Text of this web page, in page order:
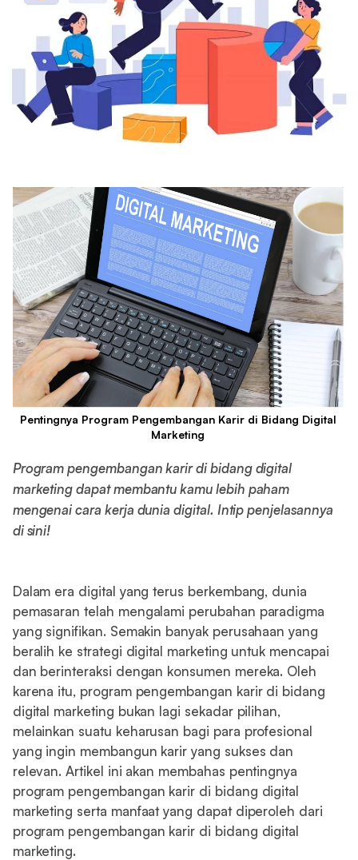
Pentingnya Program Pengembangan Karir di Bidang Digital
Marketing
Program pengembangan karir di bidang digital
marketing dapat membantu kamu lebih paham
mengenai cara kerja dunia digital. Intip penjelasannya
di sini!
Dalam era digital yang terus berkembang, dunia
pemasaran telah mengalami perubahan paradigma
yang signifikan. Semakin banyak perusahaan yang
beralih ke strategi digital marketing untuk mencapai
dan berinteraksi dengan konsumen mereka. Oleh
karena itu, program pengembangan karir di bidang
digital marketing bukan lagi sekadar pilihan,
melainkan suatu keharusan bagi para profesional
yang ingin membangun karir yang sukses dan
relevan. Artikel ini akan membahas pentingnya
program pengembangan karir di bidang digital
marketing serta manfaat yang dapat diperoleh dari
program pengembangan karir di bidang digital
marketing.